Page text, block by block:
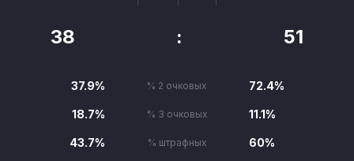
38 : 51
37.9% % 2 очковых 72.4%
18.7% % 3 очковых 11.1%
43.7% % штрафных 60%